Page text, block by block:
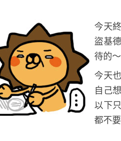
今天
盜基
待的～
今天
自己
以下
都不